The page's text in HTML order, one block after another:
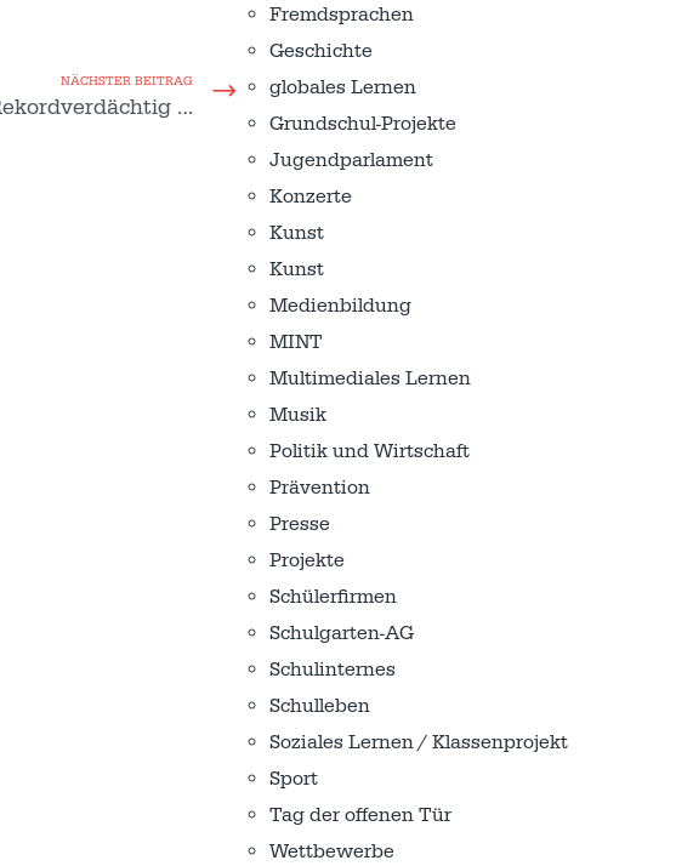
NÄCHSTER BEITRAG
…
Fremdsprachen
Geschichte
globales Lernen
Grundschul-Projekte
Jugendparlament
Konzerte
Kunst
Kunst
Medienbildung
MINT
Multimediales Lernen
Musik
Politik und Wirtschaft
Prävention
Presse
Projekte
Schülerfirmen
Schulgarten-AG
Schulinternes
Schulleben
Soziales Lernen / Klassenprojekt
Sport
Tag der offenen Tür
Wettbewerbe